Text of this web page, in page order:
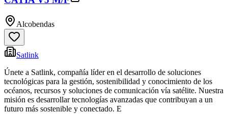
Alcobendas
Satlink
Únete a Satlink, compañía líder en el desarrollo de soluciones
tecnológicas para la gestión, sostenibilidad y conocimiento de los
océanos, recursos y soluciones de comunicación vía satélite. Nuestra
misión es desarrollar tecnologías avanzadas que contribuyan a un
futuro más sostenible y conectado. E